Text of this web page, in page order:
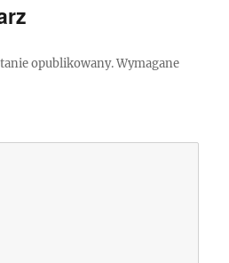
opublikowany. Wymagane